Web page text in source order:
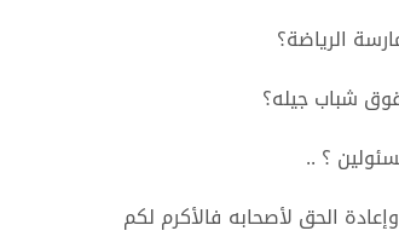
الرياضة؟
شباب جيله؟
؟ ..
الحق لأصحابه فالأكرم لكم